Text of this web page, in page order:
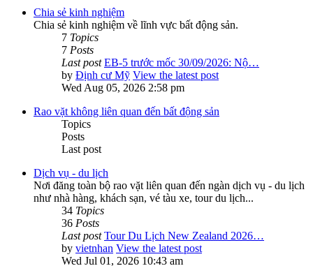
Chia sẻ kinh nghiệm
Chia sẻ kinh nghiệm về lĩnh vực bất động sản.
7 Topics
7 Posts
Last post EB-5 trước mốc 30/09/2026: Nộ…
by Định cư Mỹ View the latest post
Wed Aug 05, 2026 2:58 pm
Rao vặt không liên quan đến bất động sản
Topics
Posts
Last post
Dịch vụ - du lịch
Nơi đăng toàn bộ rao vặt liên quan đến ngàn dịch vụ - du lịch
như nhà hàng, khách sạn, vé tàu xe, tour du lịch...
34 Topics
36 Posts
Last post Tour Du Lịch New Zealand 2026…
by vietnhan View the latest post
Wed Jul 01, 2026 10:43 am